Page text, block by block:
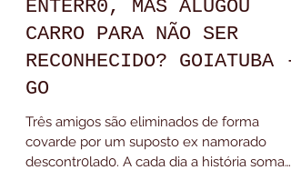
Joici Rodrigues - Ler Até Amanhecer
1 min de leitura
FEZ PIX PARA O PRÓPRIO
ENTERR0, MAS ALUGOU
CARRO PARA NÃO SER
RECONHECIDO? GOIATUBA -
GO